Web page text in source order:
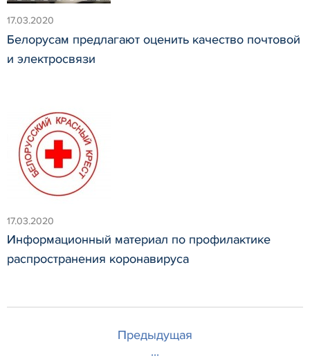
17.03.2020
Белорусам предлагают оценить качество почтовой
и электросвязи
17.03.2020
Информационный материал по профилактике
распространения коронавируса
Предыдущая
...